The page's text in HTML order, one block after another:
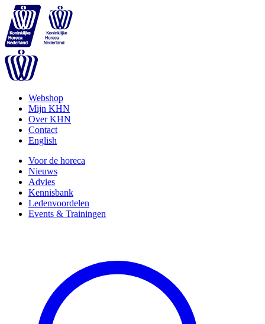
Webshop
Mijn KHN
Over KHN
Contact
English
Voor de horeca
Nieuws
Advies
Kennisbank
Ledenvoordelen
Events & Trainingen